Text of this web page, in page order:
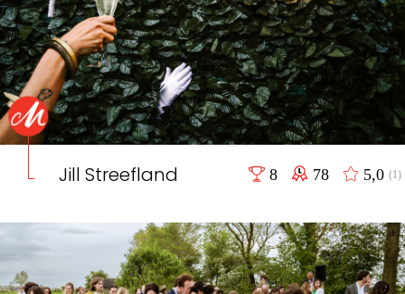
Jill Streefland 8 78 5,0(1)